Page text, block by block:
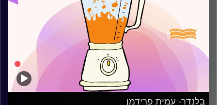
בלנדר- עמית פרידמן